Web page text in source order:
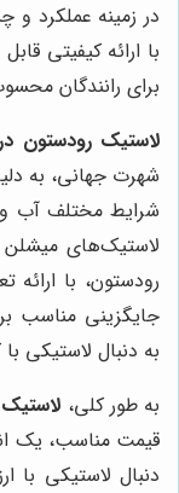
در زمینه عملکرد و
با ارائه کیفیتی
برای رانندگان
لاستیک رودستون
شهرت جهانی، به
شرایط مختلف آب
لاستیک‌های میشلن
رودستون، با
جایگزینی مناسب
به دنبال لاستیکی
به طور کلی،
قیمت مناسب، یک
دنبال لاستیکی با